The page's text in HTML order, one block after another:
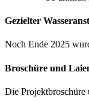
Gezielter
Noch Ende 2025
Broschüre und
Die Projektbroschüre